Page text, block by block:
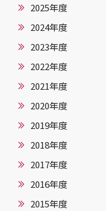
2025年度
2024年度
2023年度
2022年度
2021年度
2020年度
2019年度
2018年度
2017年度
2016年度
2015年度